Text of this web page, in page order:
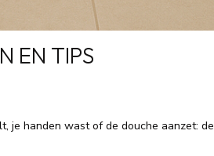
EN TIPS
je handen wast of de douche aanzet: de